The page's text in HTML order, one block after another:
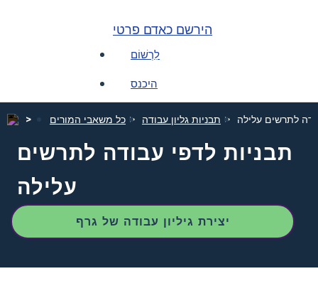
הירשם כאדם פרטי
לִרְשׁוֹם
היכנס
כל משאבי המורים תבניות גליון עבודה לתרשים עלילה
תבניות לדפי עבודה לתרשים
עלילה
יצירת גיליון עבודה של גרף